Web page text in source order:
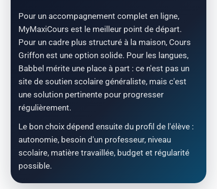
Pour un accompagnement complet en ligne,
MyMaxiCours est le meilleur point de départ.
Pour un cadre plus structuré à la maison, Cours
Griffon est une option solide. Pour les langues,
Babbel mérite une place à part : ce n'est pas un
site de soutien scolaire généraliste, mais c'est
une solution pertinente pour progresser
régulièrement.
Le bon choix dépend ensuite du profil de l'élève :
autonomie, besoin d'un professeur, niveau
scolaire, matière travaillée, budget et régularité
possible.